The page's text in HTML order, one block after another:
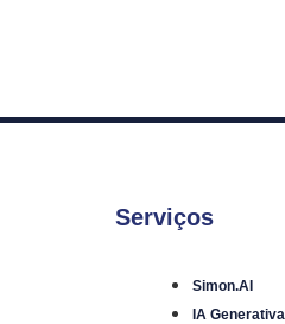
Serviços
Simon.AI
IA Generativa